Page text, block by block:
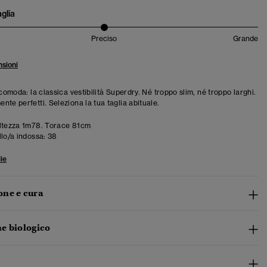
Preciso Grande
la classica vestibilità Superdry. Né troppo slim, né troppo larghi.
perfetti. Seleziona la tua taglia abituale.
1m78. Torace 81cm
a indossa: 38
e cura
biologico